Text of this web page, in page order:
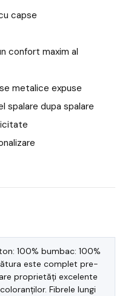
capse
confort maxim al
metalice expuse
spalare dupa spalare
100% bumbac: 100%
este complet pre-
proprietăți excelente
Fibrele lungi